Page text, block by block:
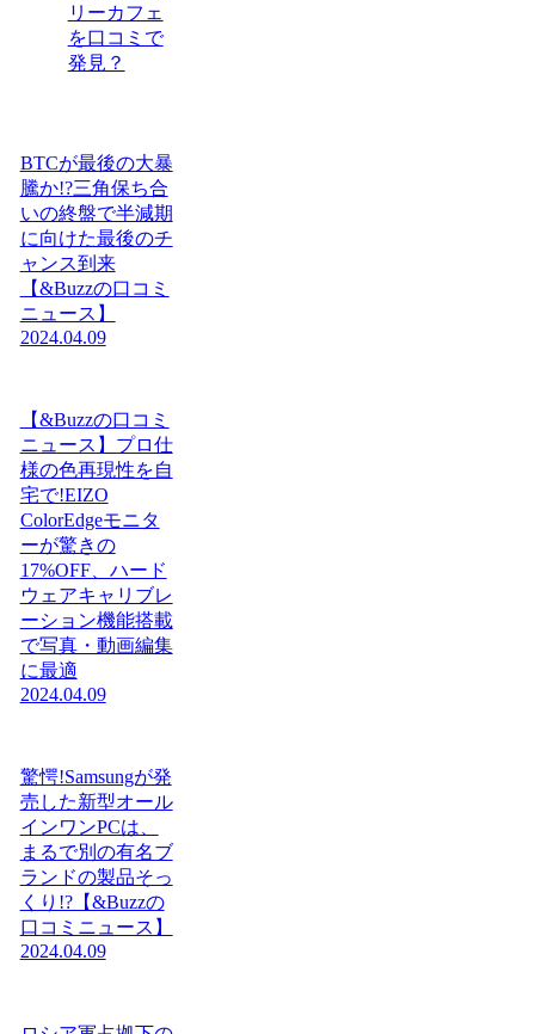
リーカフェ
を口コミで
発見？
BTCが最後の大暴
騰か!?三角保ち合
いの終盤で半減期
に向けた最後のチ
ャンス到来
【&Buzzの口コミ
ニュース】
2024.04.09
【&Buzzの口コミ
ニュース】プロ仕
様の色再現性を自
宅で!EIZO
ColorEdgeモニタ
ーが驚きの
17%OFF、ハード
ウェアキャリブレ
ーション機能搭載
で写真・動画編集
に最適
2024.04.09
驚愕!Samsungが発
売した新型オール
インワンPCは、
まるで別の有名ブ
ランドの製品そっ
くり!?【&Buzzの
口コミニュース】
2024.04.09